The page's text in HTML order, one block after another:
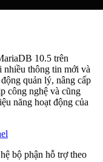
10.5 trên
nhiều thông tin mới và
quản lý, nâng cấp
công nghệ và cũng
năng hoạt động của
bộ phận hỗ trợ theo